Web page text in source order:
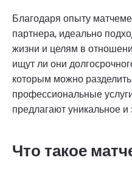
Благодаря опыту
партнера, идеально
жизни и целям в
ищут ли они
которым можно
профессиональные
предлагают уникальное
Что такое